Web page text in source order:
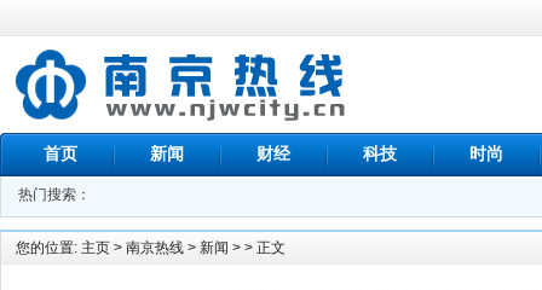
首页 新闻 财经 科技 时尚
热门搜索：
您的位置: 主页 > 南京热线 > 新闻 > > 正文